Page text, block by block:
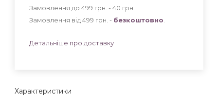
Характеристики
Замовлення до 499 грн. - 40 грн
Замовлення від 499 грн. - безкоштовно
Детальніше про доставку